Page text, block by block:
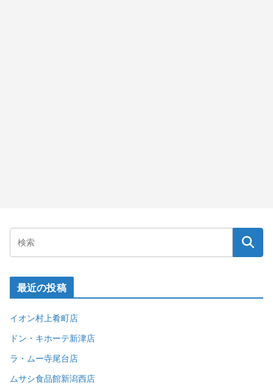
最近の投稿
イオン村上肴町店
ドン・キホーテ新津店
ラ・ムー寺尾台店
ムサシ食品館新潟西店